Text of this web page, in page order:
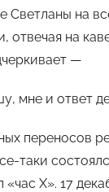
Светланы на
отвечая на
—
мне и ответ
переносов
таки
Х». 17